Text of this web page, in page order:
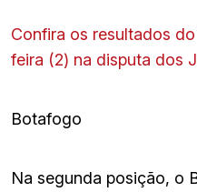
Confira os resultados
feira (2) na disputa dos
Botafogo
Na segunda posição, o